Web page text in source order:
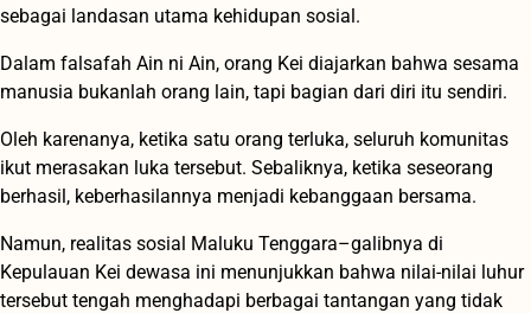
sebagai landasan utama kehidupan sosial.
Dalam falsafah Ain ni Ain, orang Kei diajarkan bahwa sesama
manusia bukanlah orang lain, tapi bagian dari diri itu sendiri.
Oleh karenanya, ketika satu orang terluka, seluruh komunitas
ikut merasakan luka tersebut. Sebaliknya, ketika seseorang
berhasil, keberhasilannya menjadi kebanggaan bersama.
Namun, realitas sosial Maluku Tenggara–galibnya di
Kepulauan Kei dewasa ini menunjukkan bahwa nilai-nilai luhur
tersebut tengah menghadapi berbagai tantangan yang tidak